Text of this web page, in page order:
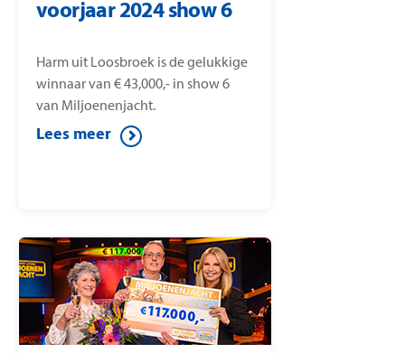
voorjaar 2024 show 6
Harm uit Loosbroek is de gelukkige
winnaar van € 43,000,- in show 6
van Miljoenenjacht.
Lees meer